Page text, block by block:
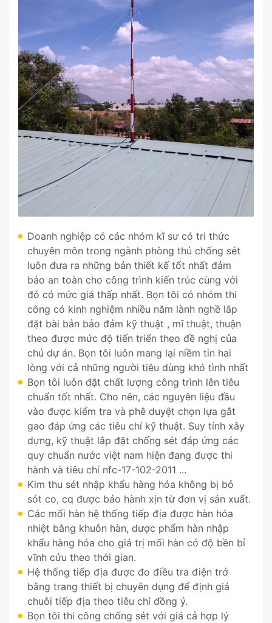
Doanh nghiệp có các nhóm kĩ sư có tri thức
chuyên môn trong ngành phòng thủ chống sét
luôn đưa ra những bản thiết kế tốt nhất đảm
bảo an toàn cho công trình kiến trúc cùng với
đó có mức giá thấp nhất. Bọn tôi có nhóm thi
công có kinh nghiệm nhiều năm lành nghề lắp
đặt bài bản bảo đảm kỹ thuật , mĩ thuật, thuận
theo được mức độ tiến triển theo đề nghị của
chủ dự án. Bọn tôi luôn mang lại niềm tin hai
lòng với cả những người tiêu dùng khó tình nhất
Bọn tôi luôn đặt chất lượng công trình lên tiêu
chuẩn tốt nhất. Cho nên, các nguyên liệu đầu
vào được kiểm tra và phê duyệt chọn lựa gắt
gao đáp ứng các tiêu chí kỹ thuật. Suy tính xây
dựng, kỹ thuật lắp đặt chống sét đáp ứng các
quy chuẩn nước việt nam hiện đang được thi
hành và tiêu chí nfc-17-102-2011 ...
Kim thu sét nhập khẩu hàng hóa không bị bỏ
sót co, cq được bảo hành xịn từ đơn vị sản xuất.
Các mối hàn hệ thống tiếp địa được hàn hóa
nhiệt bằng khuôn hàn, dược phẩm hàn nhập
khẩu hàng hóa cho giá trị mối hàn có độ bền bỉ
vĩnh cửu theo thới gian.
Hệ thống tiếp địa được đo điều tra điện trở
bằng trang thiết bị chuyên dụng để định giá
chuỗi tiếp địa theo tiêu chí đồng ý.
Bọn tôi thi công chống sét với giá cả hợp lý